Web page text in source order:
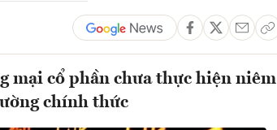
mại cổ phần chưa thực hiện niêm
chính thức